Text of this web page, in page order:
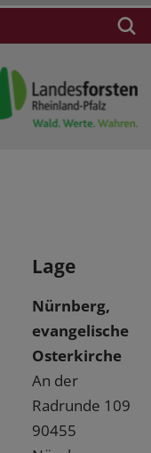
Lage
Nürnberg,
evangelische
Osterkirche
An der
Radrunde 109
90455